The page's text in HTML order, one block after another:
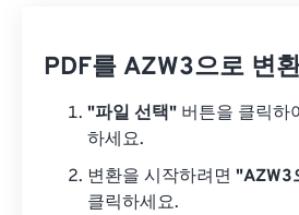
PDF를 AZW3으로 변
"파일 선택" 버튼을 클릭하
하세요.
변환을 시작하려면 "AZW3
클릭하세요.